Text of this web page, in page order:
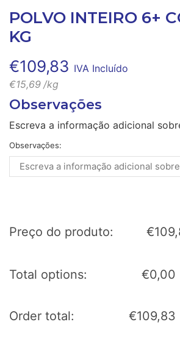
POLVO INTEIRO 6+
KG
€109,83 IVA Incluído
€15,69 /kg
Observações
Escreva a informação adicional
Observações:
Preço do produto: €
Total options: €0,00
Order total: €109,83